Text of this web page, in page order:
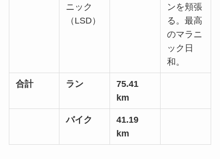
ニック
（LSD）
ンを頬張
る。最高
のマラニ
ック日
和。
合計 ラン
75.41
km
バイク
41.19
km